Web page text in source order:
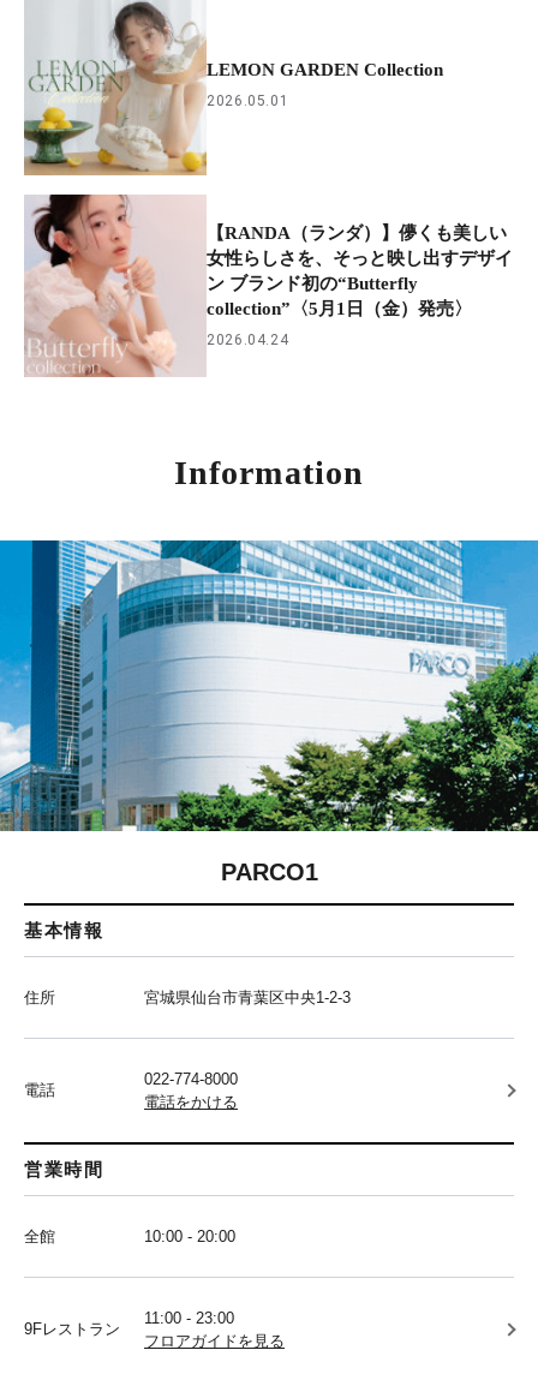
LEMON GARDEN Collection
2026.05.01
【RANDA（ランダ）】儚くも美しい
女性らしさを、そっと映し出すデザイ
ン ブランド初の“Butterfly
collection”〈5月1日（金）発売〉
2026.04.24
Information
PARCO1
基本情報
住所 宮城県仙台市青葉区中央1-2-3
電話
022-774-8000
電話をかける
営業時間
全館 10:00 - 20:00
9Fレストラン
11:00 - 23:00
フロアガイドを見る